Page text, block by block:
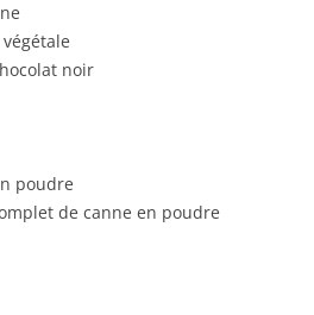
noir
poudre
de canne en poudre